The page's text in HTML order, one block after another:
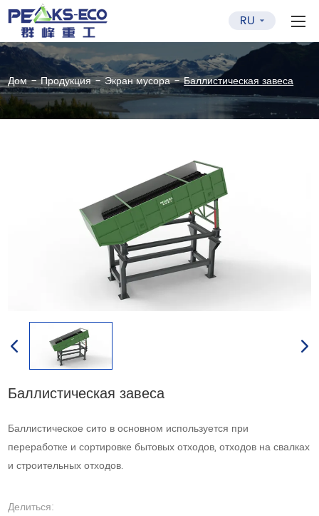
RU
Дом-Продукция-Экран мусора-Баллистическая завеса
Баллистическая завеса
Баллистическое сито в основном используется при
переработке и сортировке бытовых отходов, отходов на свалках
и строительных отходов.
Делиться: